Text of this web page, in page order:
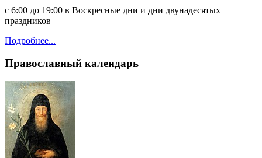
с 6:00 до 19:00 в Воскресные дни и дни двунадесятых
праздников
Подробнее...
Православный календарь